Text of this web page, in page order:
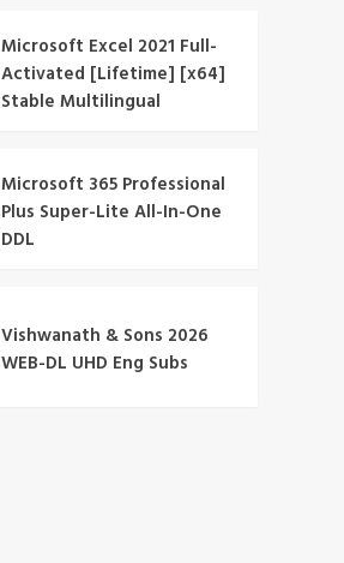
Microsoft Excel 2021 Full-
Activated [Lifetime] [x64]
Stable Multilingual
Microsoft 365 Professional
Plus Super-Lite All-In-One
DDL
Vishwanath & Sons 2026
WEB-DL UHD Eng Subs